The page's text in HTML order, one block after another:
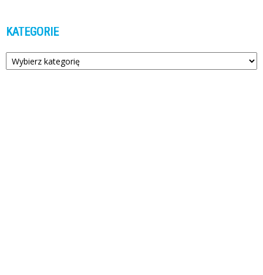
KATEGORIE
Kategorie